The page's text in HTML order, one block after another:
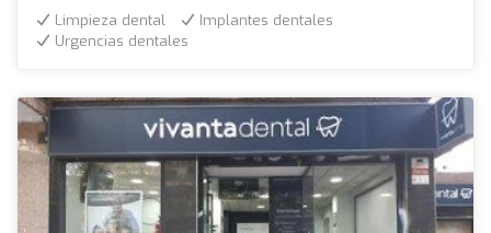
Limpieza dental
Implantes dentales
Urgencias dentales